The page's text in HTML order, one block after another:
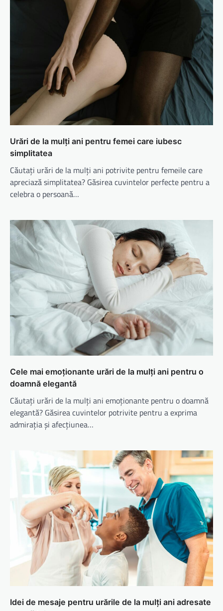
Urări de la mulți ani pentru femei care iubesc
simplitatea
Căutați urări de la mulți ani potrivite pentru femeile care
apreciază simplitatea? Găsirea cuvintelor perfecte pentru a
celebra o persoană…
Cele mai emoționante urări de la mulți ani pentru o
doamnă elegantă
Căutați urări de la mulți ani emoționante pentru o doamnă
elegantă? Găsirea cuvintelor potrivite pentru a exprima
admirația și afecțiunea…
Idei de mesaje pentru urările de la mulți ani adresate